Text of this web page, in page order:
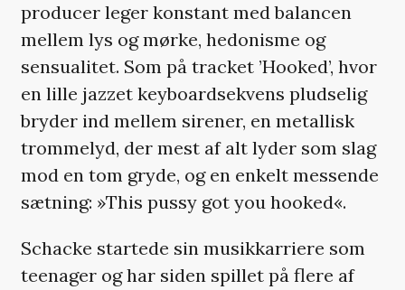
producer leger konstant med balancen
mellem lys og mørke, hedonisme og
sensualitet. Som på tracket ’Hooked’, hvor
en lille jazzet keyboardsekvens pludselig
bryder ind mellem sirener, en metallisk
trommelyd, der mest af alt lyder som slag
mod en tom gryde, og en enkelt messende
sætning: »This pussy got you hooked«.
Schacke startede sin musikkarriere som
teenager og har siden spillet på flere af